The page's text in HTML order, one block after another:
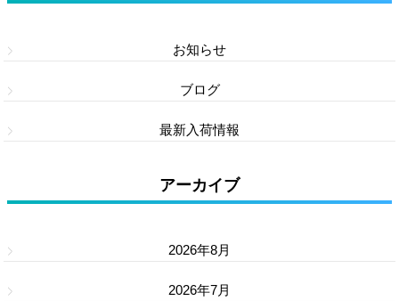
お知らせ
ブログ
最新入荷情報
アーカイブ
2026年8月
2026年7月